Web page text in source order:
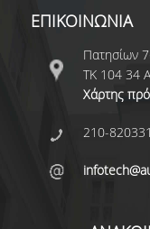
ΝΕΑ
ΝΕΑ
ΕΠΙΚΟΙΝΩΝΙΑ
Πατησίων
ΤΚ 104 34
Χάρτης
210-